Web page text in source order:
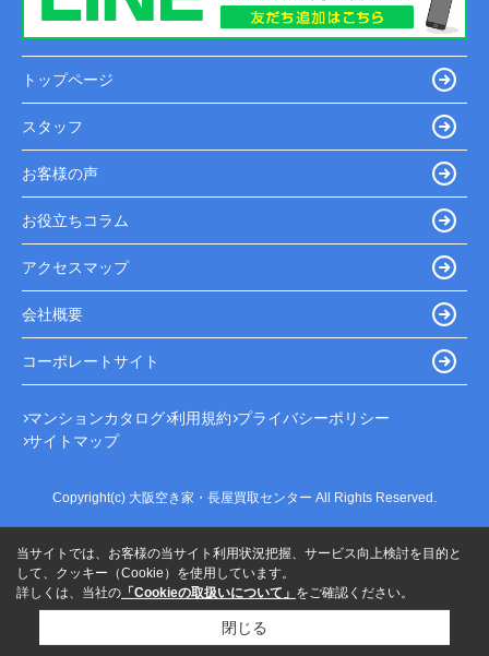
トップページ
スタッフ
お客様の声
お役立ちコラム
アクセスマップ
会社概要
コーポレートサイト
マンションカタログ 利用規約 プライバシーポリシー
サイトマップ
Copyright(c) 大阪空き家・長屋買取センター All Rights Reserved.
当サイトでは、お客様の当サイト利用状況把握、サービス向上検討を目的と
して、クッキー（Cookie）を使用しています。
詳しくは、当社の 「Cookieの取扱いについて」 をご確認ください。
閉じる